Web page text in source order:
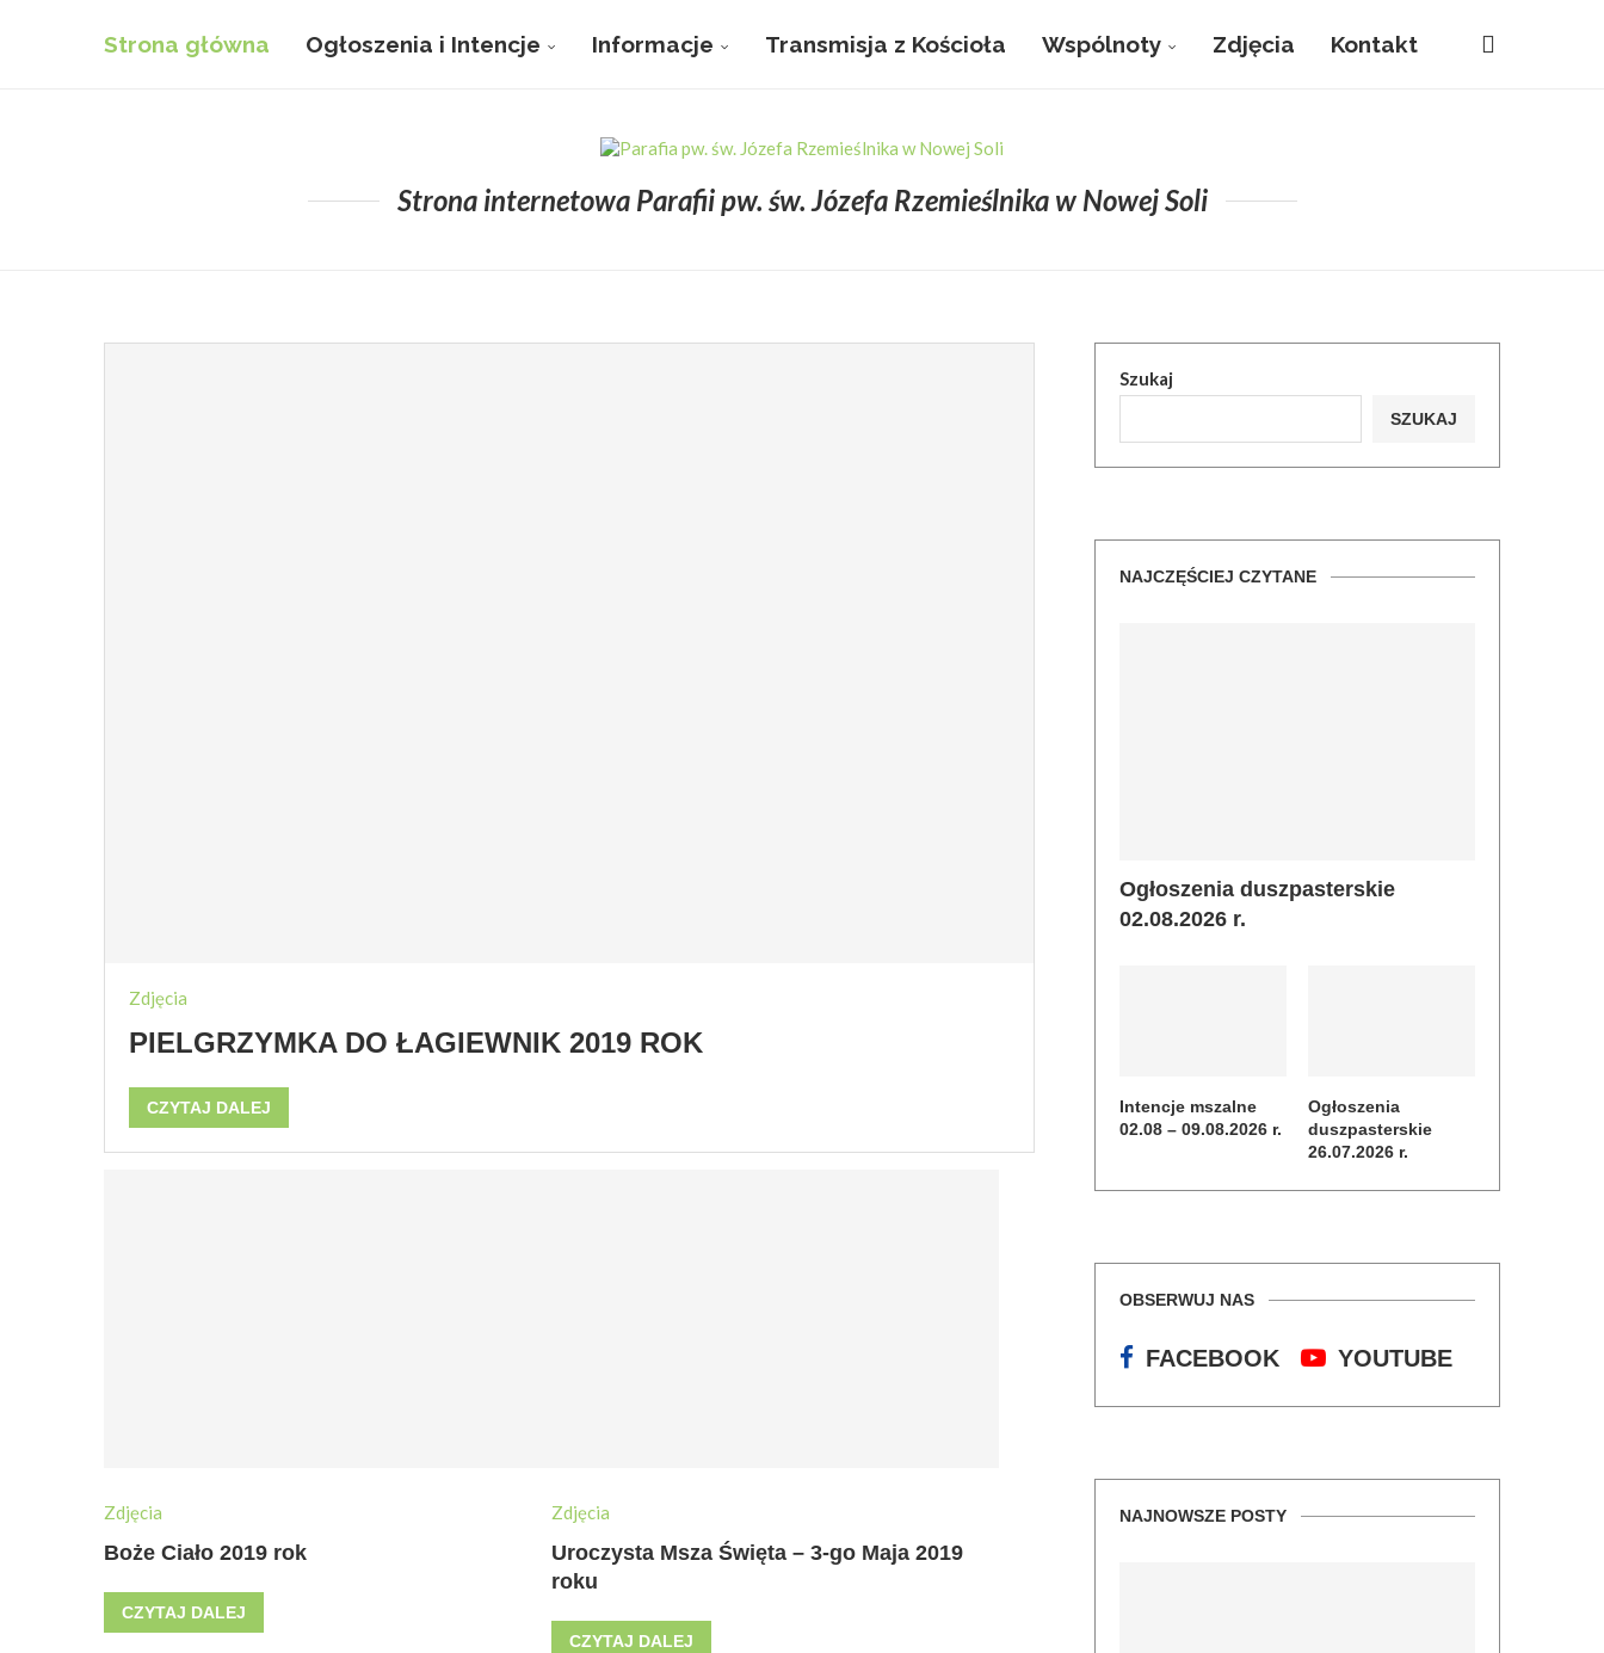
Strona główna Ogłoszenia i Intencje Informacje Transmisja z Kościoła Wspólnoty Zdjęcia Kontakt
Strona internetowa Parafii pw. św. Józefa Rzemieślnika w Nowej Soli
Zdjęcia
PIELGRZYMKA DO ŁAGIEWNIK 2019 ROK
CZYTAJ DALEJ
Zdjęcia
Boże Ciało 2019 rok
CZYTAJ DALEJ
Zdjęcia
Uroczysta Msza Święta – 3-go Maja 2019
roku
CZYTAJ DALEJ
Szukaj
SZUKAJ
NAJCZĘŚCIEJ CZYTANE
Ogłoszenia duszpasterskie
02.08.2026 r.
Intencje mszalne
02.08 – 09.08.2026 r.
Ogłoszenia
duszpasterskie
26.07.2026 r.
OBSERWUJ NAS
FACEBOOK YOUTUBE
NAJNOWSZE POSTY